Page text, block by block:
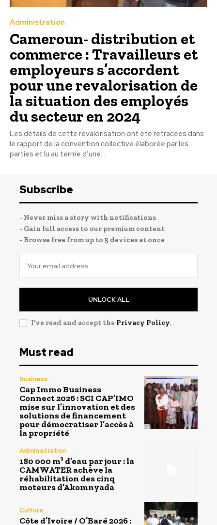
Administration
Cameroun- distribution et
commerce : Travailleurs et
employeurs s’accordent
pour une revalorisation de
la situation des employés
du secteur en 2024
Les détails de cette revalorisation ont été retracées dans
le rapport de la convention collective élaborée par les
parties et lu au terme d’une...
Subscribe
- Never miss a story with notifications
- Gain full access to our premium content
- Browse free from up to 5 devices at once
UNLOCK ALL
I've read and accept the Privacy Policy.
Must read
Business
Cap Immo Business
Connect 2026 : SCI CAP’IMO
mise sur l’innovation et des
solutions de financement
pour démocratiser l’accès à
la propriété
Administration
180 000 m³ d’eau par jour : la
CAMWATER achève la
réhabilitation des cinq
moteurs d’Akomnyada
Culture
Côte d’Ivoire / O’Baré 2026 :